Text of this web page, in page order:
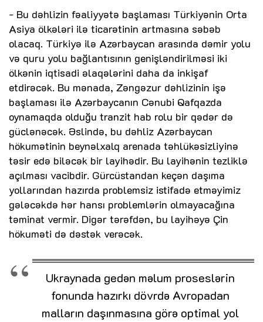
- Bu dəhlizin fəaliyyətə başlaması Türkiyənin Orta
Asiya ölkələri ilə ticarətinin artmasına səbəb
olacaq. Türkiyə ilə Azərbaycan arasında dəmir yolu
və quru yolu bağlantısının genişləndirilməsi iki
ölkənin iqtisadi əlaqələrini daha da inkişaf
etdirəcək. Bu mənada, Zəngəzur dəhlizinin işə
başlaması ilə Azərbaycanın Cənubi Qafqazda
oynamaqda olduğu tranzit hab rolu bir qədər də
güclənəcək. Əslində, bu dəhliz Azərbaycan
hökumətinin beynəlxalq arenada təhlükəsizliyinə
təsir edə biləcək bir layihədir. Bu layihənin tezliklə
açılması vacibdir. Gürcüstandan keçən daşıma
yollarından hazırda problemsiz istifadə etməyimiz
gələcəkdə hər hansı problemlərin olmayacağına
təminat vermir. Digər tərəfdən, bu layihəyə Çin
hökuməti də dəstək verəcək.
Ukraynada gedən məlum proseslərin
fonunda hazırkı dövrdə Avropadan
malların daşınmasına görə optimal yol